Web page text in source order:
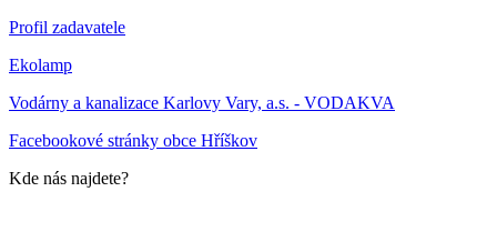
Profil zadavatele
Ekolamp
Vodárny a kanalizace Karlovy Vary, a.s. - VODAKVA
Facebookové stránky obce Hříškov
Kde nás najdete?